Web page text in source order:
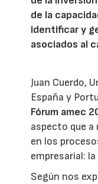
de la
identificar y
asociados al
Juan Cuerdo,
España y
Fórum amec
aspecto que a
en los
empresarial:
Según nos